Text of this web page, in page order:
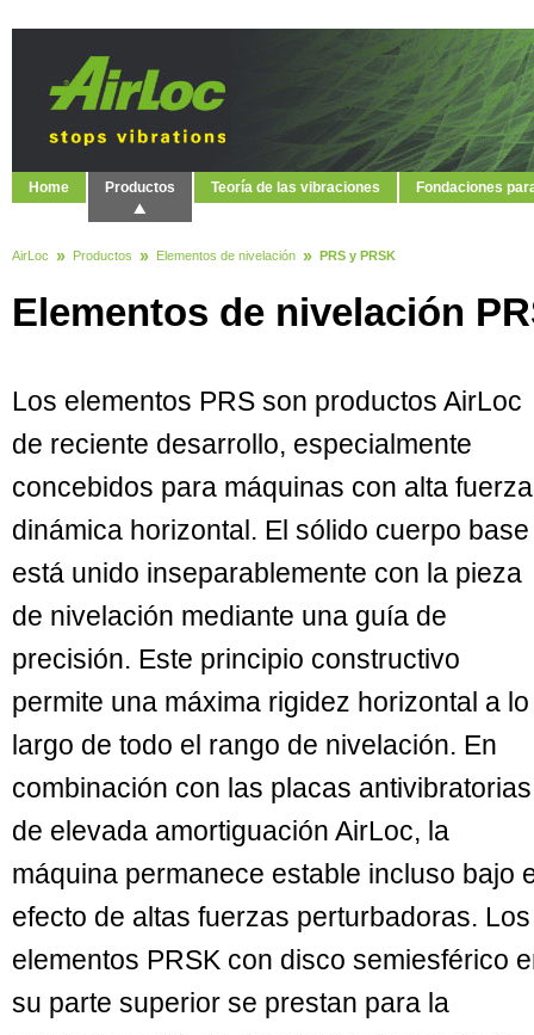
Home Productos Teoría de las vibraciones Fondaciones
AirLoc Productos Elementos de nivelación PRS y PRSK
Elementos de nivelación
Los elementos PRS son productos AirLoc
de reciente desarrollo, especialmente
concebidos para máquinas con alta fuerza
dinámica horizontal. El sólido cuerpo base
está unido inseparablemente con la pieza
de nivelación mediante una guía de
precisión. Este principio constructivo
permite una máxima rigidez horizontal a lo
largo de todo el rango de nivelación. En
combinación con las placas antivibratorias
de elevada amortiguación AirLoc, la
máquina permanece estable incluso bajo
efecto de altas fuerzas perturbadoras. Los
elementos PRSK con disco semiesférico
su parte superior se prestan para la